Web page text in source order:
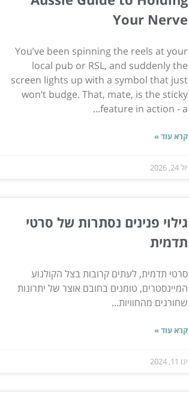
Your Nerve
You’ve been spinning the reels at your
local pub or RSL, and suddenly the
screen lights up with a symbol that just
won’t budge. That, mate, is the sticky
feature in action - a...
קרא עוד »
יול 24, 2026
גילוי פנינים נסתרות של סרטי
תדמית
סרטי תדמית, לעתים קרובות בצל הקולנוע
המיינסטרים, טומנים בחובם אוצר של יתרונות
שחורגים מהחוויות...
קרא עוד »
ינו 11, 2024